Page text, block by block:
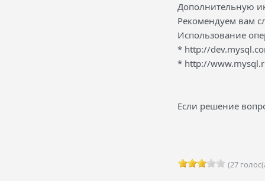
Дополнительную
Рекомендуем вам
Использование
* http://
* http://
Если решение
(27